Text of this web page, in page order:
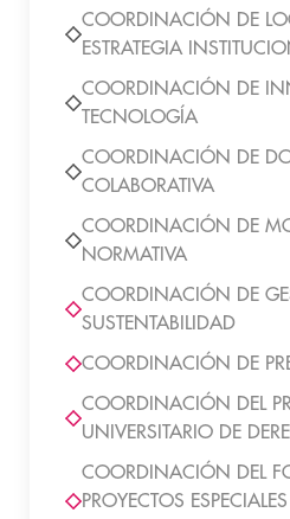
COORDINACIÓN DE
ESTRATEGIA
COORDINACIÓN DE
TECNOLOGÍA
COORDINACIÓN DE
COLABORATIVA
COORDINACIÓN DE
NORMATIVA
COORDINACIÓN DE
SUSTENTABILIDAD
COORDINACIÓN DE
COORDINACIÓN DEL
UNIVERSITARIO DE
COORDINACIÓN DEL
PROYECTOS